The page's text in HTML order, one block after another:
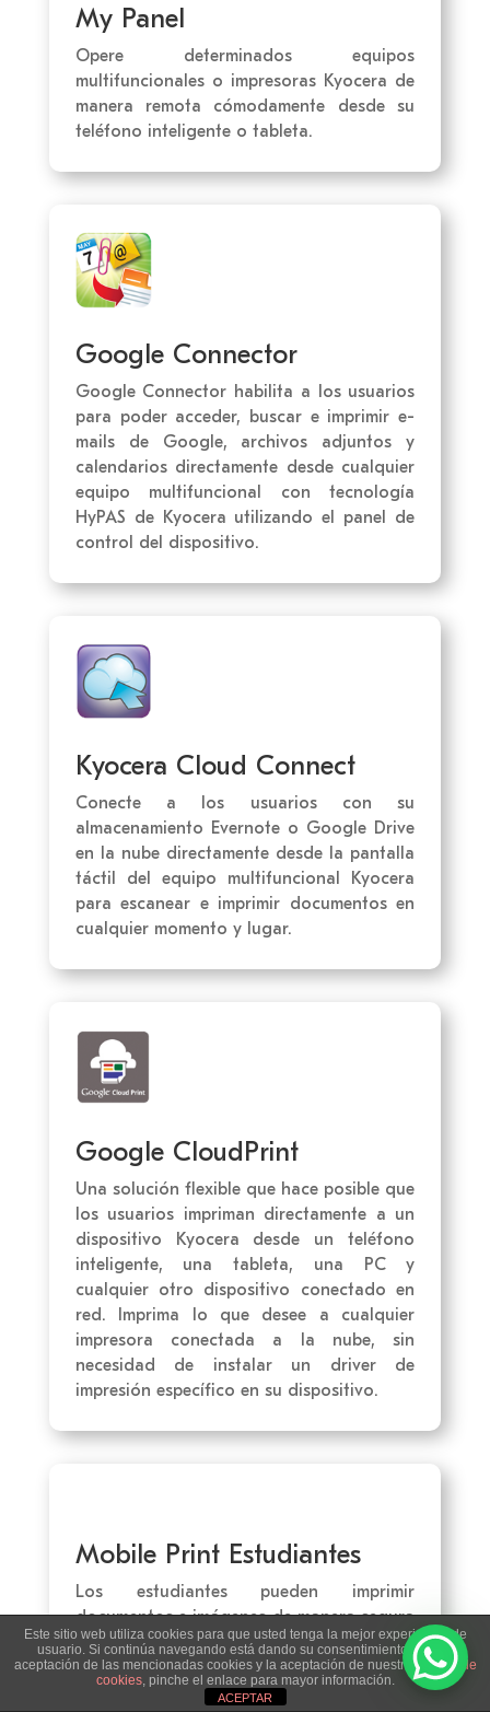
My Panel
Opere determinados equipos
multifuncionales o impresoras Kyocera de
manera remota cómodamente desde su
teléfono inteligente o tableta.
Google Connector
Google Connector habilita a los usuarios
para poder acceder, buscar e imprimir e-
mails de Google, archivos adjuntos y
calendarios directamente desde cualquier
equipo multifuncional con tecnología
HyPAS de Kyocera utilizando el panel de
control del dispositivo.
Kyocera Cloud Connect
Conecte a los usuarios con su
almacenamiento Evernote o Google Drive
en la nube directamente desde la pantalla
táctil del equipo multifuncional Kyocera
para escanear e imprimir documentos en
cualquier momento y lugar.
Google CloudPrint
Una solución flexible que hace posible que
los usuarios impriman directamente a un
dispositivo Kyocera desde un teléfono
inteligente, una tableta, una PC y
cualquier otro dispositivo conectado en
red. Imprima lo que desee a cualquier
impresora conectada a la nube, sin
necesidad de instalar un driver de
impresión específico en su dispositivo.
Mobile Print Estudiantes
Los estudiantes pueden imprimir
documentos e imágenes de manera segura
y copiar e imprimir texto desde un
portapapeles a equipos multifuncionales e
impresoras Kyocera con su teléfono
Este sitio web utiliza cookies para que usted tenga la mejor experiencia de
usuario. Si continúa navegando está dando su consentimiento para la
aceptación de las mencionadas cookies y la aceptación de nuestrapolítica de
cookies, pinche el enlace para mayor información.
ACEPTAR